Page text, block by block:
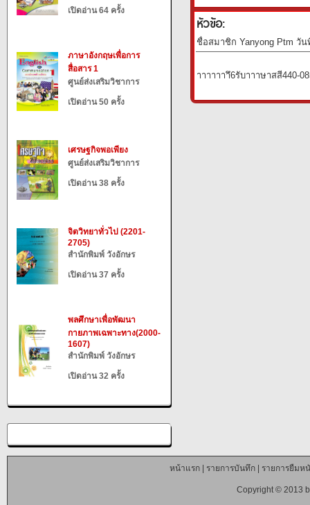
เปิดอ่าน 64 ครั้ง
ภาษาอังกฤษเพื่อการ
สื่อสาร 1
ศูนย์ส่งเสริมวิชาการ
เปิดอ่าน 50 ครั้ง
เศรษฐกิจพอเพียง
ศูนย์ส่งเสริมวิชาการ
เปิดอ่าน 38 ครั้ง
จิตวิทยาทั่วไป (2201-
2705)
สำนักพิมพ์ วังอักษร
เปิดอ่าน 37 ครั้ง
พลศึกษาเพื่อพัฒนา
กายภาพเฉพาะทาง(2000-
1607)
สำนักพิมพ์ วังอักษร
เปิดอ่าน 32 ครั้ง
หัวข้อ:
ชื่อสมาชิก Yanyong Ptm วัน
าาาาาาาึ6รับ​าา​​า​ษาสสี440-
หน้าแรก| รายการบันทึก| รายการยืมห
Copyright © 2013